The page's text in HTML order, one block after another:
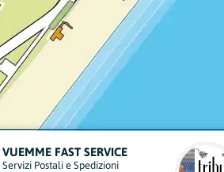
TRIBULA SUSHI & CUCINA
Ristoranti e Pizzerie